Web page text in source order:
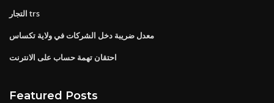
التجار trs
معدل ضريبة دخل الشركات في ولاية تكساس
احتقان تهمة حساب على الانترنت
Featured Posts